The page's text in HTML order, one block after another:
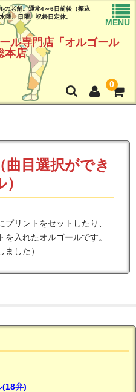
の老舗。通常4～6日前後（振込
曜、日曜、祝祭日定休。
ル専門店「オルゴール
本店
0
MENU
目選択ができ
リントをセットしたり、
入れたオルゴールです。
ました）
(18弁)